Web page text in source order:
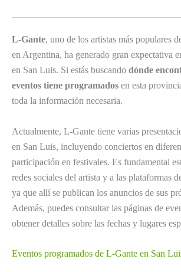
L-Gante, uno de los artistas más populares
en Argentina, ha generado gran expectativa
en San Luis. Si estás buscando dónde
eventos tiene programados en esta
toda la información necesaria.
Actualmente, L-Gante tiene varias
en San Luis, incluyendo conciertos en
participación en festivales. Es fundamental
redes sociales del artista y a las plataformas
ya que allí se publican los anuncios de sus
Además, puedes consultar las páginas de
obtener detalles sobre las fechas y lugares
Eventos programados de L-Gante en San